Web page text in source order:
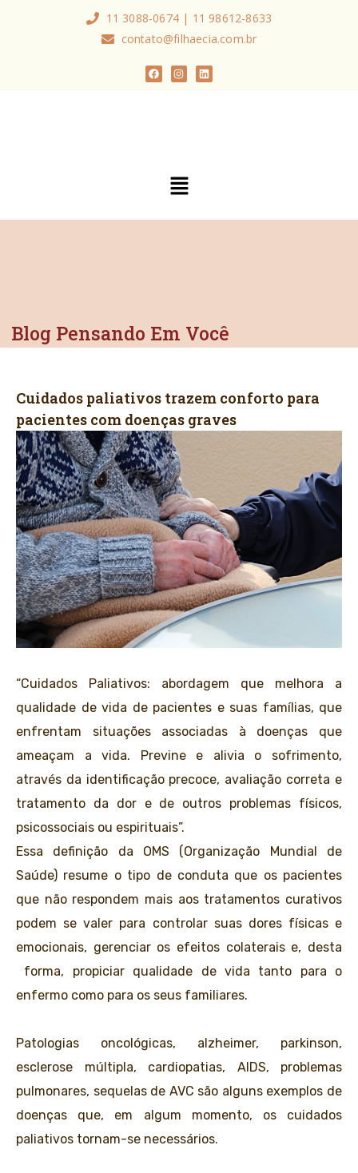
11 3088-0674 | 11 98612-8633
contato@filhaecia.com.br
Blog Pensando Em Você
Cuidados paliativos trazem conforto para
pacientes com doenças graves
“Cuidados Paliativos: abordagem que melhora a
qualidade de vida de pacientes e suas famílias, que
enfrentam situações associadas à doenças que
ameaçam a vida. Previne e alivia o sofrimento,
através da identificação precoce, avaliação correta e
tratamento da dor e de outros problemas físicos,
psicossociais ou espirituais”.
Essa definição da OMS (Organização Mundial de
Saúde) resume o tipo de conduta que os pacientes
que não respondem mais aos tratamentos curativos
podem se valer para controlar suas dores físicas e
emocionais, gerenciar os efeitos colaterais e, desta
forma, propiciar qualidade de vida tanto para o
enfermo como para os seus familiares.
Patologias oncológicas, alzheimer, parkinson,
esclerose múltipla, cardiopatias, AIDS, problemas
pulmonares, sequelas de AVC são alguns exemplos de
doenças que, em algum momento, os cuidados
paliativos tornam-se necessários.